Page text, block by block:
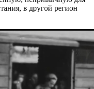
в другой регион